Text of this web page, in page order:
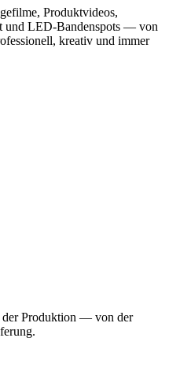
Produktvideos,
und LED-Bandenspots — von
kreativ und immer
der Produktion — von der